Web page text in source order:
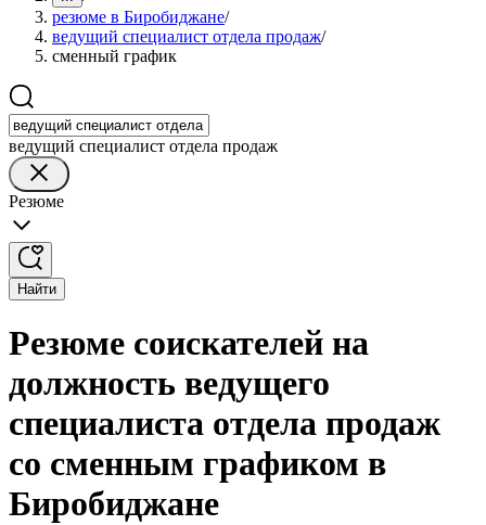
резюме в Биробиджане/
ведущий специалист отдела продаж/
сменный график
ведущий специалист отдела продаж
Резюме
Найти
Резюме соискателей на
должность ведущего
специалиста отдела продаж
со сменным графиком в
Биробиджане